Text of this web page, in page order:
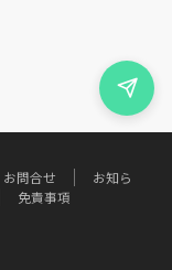
お問合せ
お知ら
免責事項